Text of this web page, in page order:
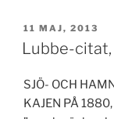
PUBLICERAT
11 MAJ, 2013
Lubbe-citat,
SJÖ- OCH
KAJEN PÅ